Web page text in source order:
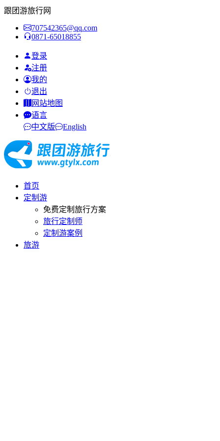
跟团游旅行网
707542365@qq.com
0871-65018855
登录
注册
我的
退出
网站地图
语言
中文版
English
首页
定制游
免费定制旅行方案
旅行定制师
定制游案例
旅游